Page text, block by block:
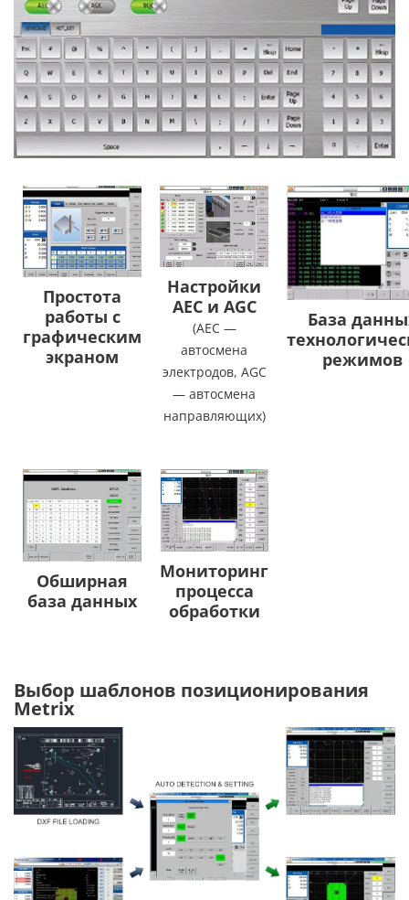
Простота
работы с
графическим
экраном
Настройки
AEC и AGC
(AEC —
автосмена
электродов, AGC
— автосмена
направляющих)
База
режимов
Обширная
база данных
Мониторинг
процесса
обработки
Выбор шаблонов позиционирования
Metrix